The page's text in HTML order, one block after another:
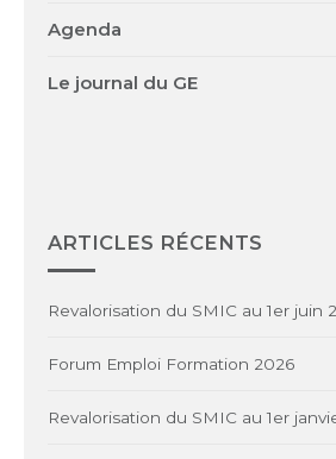
Agenda
Le journal du GE
ARTICLES RÉCENTS
Revalorisation du SMIC au 1er juin
Forum Emploi Formation 2026
Revalorisation du SMIC au 1er